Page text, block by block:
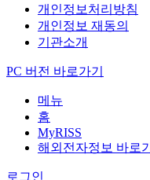
개인정보처리방침
개인정보 재동의
기관소개
PC 버전 바로가기
메뉴
홈
MyRISS
해외전자정보 바로
로그인